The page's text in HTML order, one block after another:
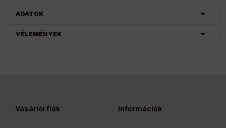
ADATOK
VÉLEMÉNYEK
Vásárlói fiók Információk